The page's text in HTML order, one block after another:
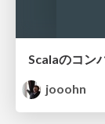
jooohn